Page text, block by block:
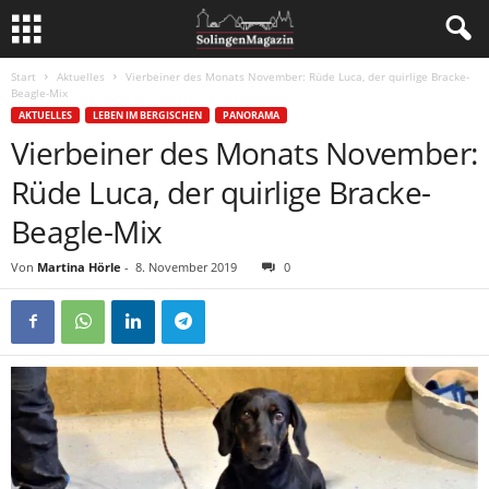
Start Aktuelles
Vierbeiner des Monats November: Rüde Luca, der quirlige Bracke-
Beagle-Mix
AKTUELLES LEBEN IM BERGISCHEN PANORAMA
Vierbeiner des Monats November:
Rüde Luca, der quirlige Bracke-
Beagle-Mix
Von Martina Hörle - 8. November 2019 0